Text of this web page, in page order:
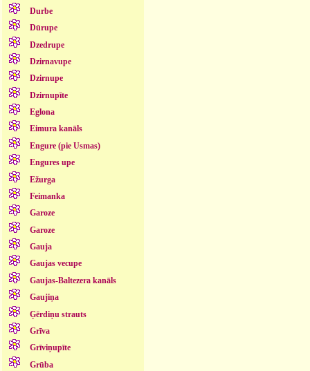
Durbe
Dūrupe
Dzedrupe
Dzirnavupe
Dzirnupe
Dzirnupīte
Eglona
Eimura kanāls
Engure (pie Usmas)
Engures upe
Ežurga
Feimanka
Garoze
Garoze
Gauja
Gaujas vecupe
Gaujas-Baltezera kanāls
Gaujiņa
Ģērdiņu strauts
Grīva
Grīviņupīte
Grūba